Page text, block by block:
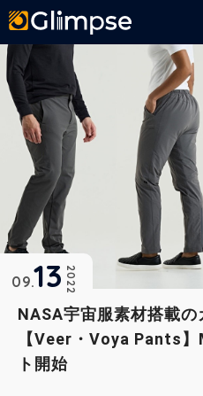
NASA宇宙服素材搭載
【Veer・Voya Pants
ト開始
2022
09 13